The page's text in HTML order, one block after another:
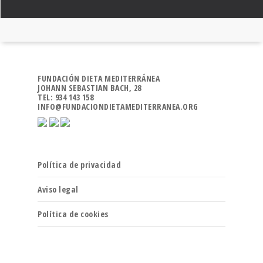
FUNDACIÓN DIETA MEDITERRÁNEA
JOHANN SEBASTIAN BACH, 28
TEL: 934 143 158
INFO@FUNDACIONDIETAMEDITERRANEA.ORG
Política de privacidad
Aviso legal
Política de cookies